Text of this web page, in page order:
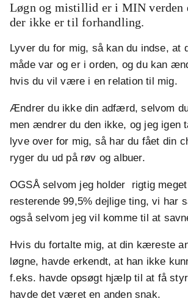
Løgn og mistillid er i MIN verden
der ikke er til forhandling.
Lyver du for mig, så kan du indse, at
måde var og er i orden, og du kan
hvis du vil være i en relation til mig.
Ændrer du ikke din adfærd, selvom
men ændrer du den ikke, og jeg igen
lyve over for mig, så har du fået din
ryger du ud på røv og albuer.
OGSÅ selvom jeg holder rigtig
resterende 99,5% dejlige ting, vi har
også selvom jeg vil komme til at
Hvis du fortalte mig, at din kæreste
løgne, havde erkendt, at han ikke
f.eks. havde opsøgt hjælp til at få
havde det været en anden snak.